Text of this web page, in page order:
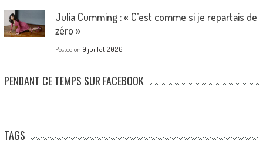
Julia Cumming : « C’est comme si je repartais de
zéro »
Posted on 9 juillet 2026
PENDANT CE TEMPS SUR FACEBOOK
TAGS